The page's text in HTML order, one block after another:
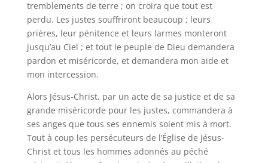
tremblements de terre ; on croira que tout est
perdu. Les justes souffriront beaucoup ; leurs
prières, leur pénitence et leurs larmes monteront
jusqu’au Ciel ; et tout le peuple de Dieu demandera
pardon et miséricorde, et demandera mon aide et
mon intercession.
Alors Jésus-Christ, par un acte de sa justice et de sa
grande miséricorde pour les justes, commandera à
ses anges que tous ses ennemis soient mis à mort.
Tout à coup les persécuteurs de l’Église de Jésus-
Christ et tous les hommes adonnés au péché